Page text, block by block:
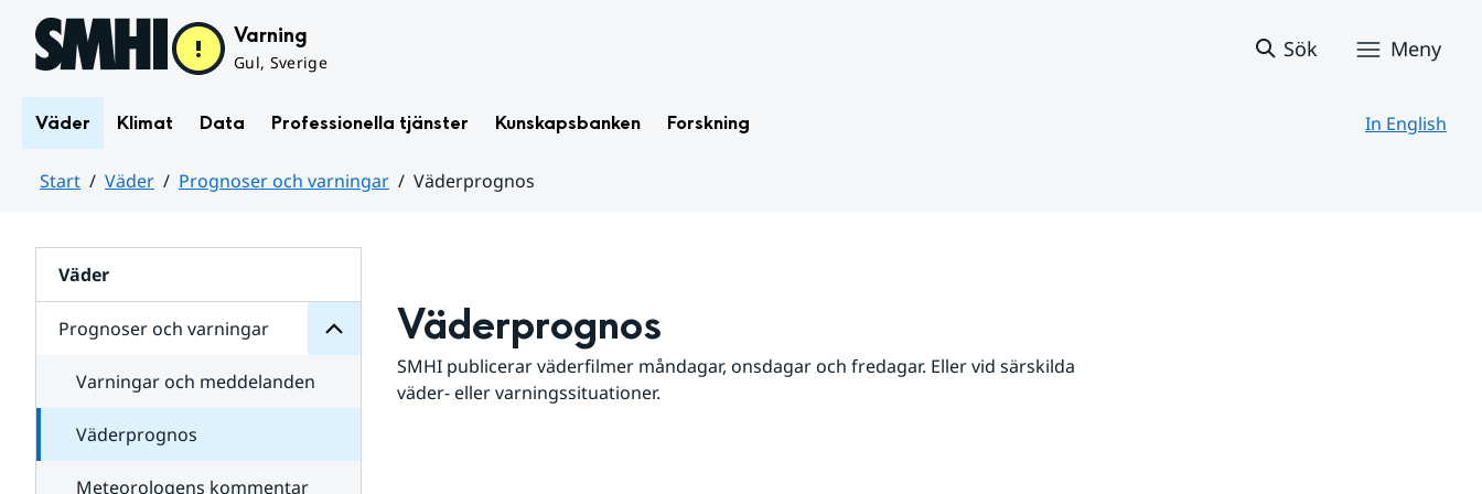
Hoppa till sidans innehåll Varning
Gul, Sverige
Sök Meny
Väder Klimat Data Professionella tjänster Kunskapsbanken Forskning In English
Start Väder Prognoser och varningar
Väderprognos
Väder
Prognoser och varningar
för
varningar
Varningar och meddelanden
Väderprognos
Meteorologens kommentar
Väderprognos
SMHI publicerar väderfilmer måndagar, onsdagar och fredagar. Eller vid särskilda
väder- eller varningssituationer.